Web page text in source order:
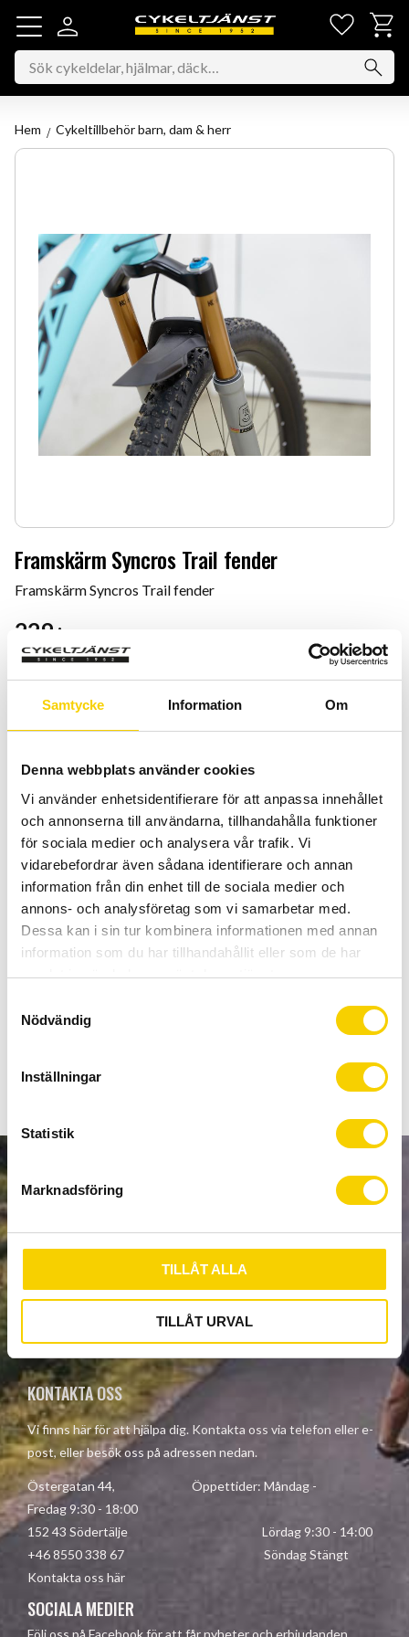
Samtycke Information Om
Denna webbplats använder cookies
Vi använder enhetsidentifierare för att anpassa innehållet
och annonserna till användarna, tillhandahålla funktioner
för sociala medier och analysera vår trafik. Vi
vidarebefordrar även sådana identifierare och annan
information från din enhet till de sociala medier och
annons- och analysföretag som vi samarbetar med.
Dessa kan i sin tur kombinera informationen med annan
information som du har tillhandahållit eller som de har
samlat in när du har använt deras tjänster.
k
s
v
a
l
Nödvändig
Inställningar
Statistik
Marknadsföring
TILLÅT ALLA
TILLÅT URVAL
Meny
Hem Cykeltillbehör barn, dam & herr
Framskärm Syncros Trail fender
Framskärm Syncros Trail fender
229 :-
Certifierad cykelservice & Shimano Service Center
Allt inom cykel på ett ställe
Kunnig personal och hög kundnöjdhet
Lagerstatus
Beställningsvara
Artikelnr
2655960001222
PRENUMERERA
Dina personuppgifter behandlas i enlighet med vår
integritetspolicy.
KONTAKTA OSS
Vi finns här för att hjälpa dig. Kontakta oss via telefon eller e-
post, eller besök oss på adressen nedan.
Östergatan 44, Öppettider: Måndag -
Fredag 9:30 - 18:00
152 43 Södertälje Lördag 9:30 - 14:00
+46 8550 338 67 Söndag Stängt
Kontakta oss här
SOCIALA MEDIER